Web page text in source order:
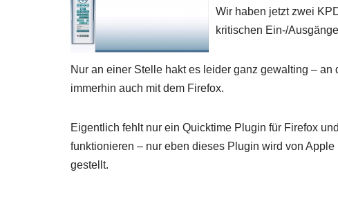
Wir haben jetzt zwei
kritischen Ein-/
Nur an einer Stelle hakt es leider ganz gewalting –
immerhin auch mit dem Firefox.
Eigentlich fehlt nur ein Quicktime Plugin für Firefox
funktionieren – nur eben dieses Plugin wird von
gestellt.